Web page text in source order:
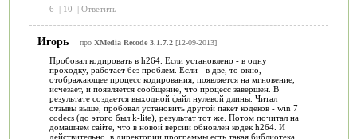
6
| 10 | Ответить
Игорь про XMedia Recode 3.1.7.2[12-09-2013]
Пробовал кодировать в h264. Если установлено - в одну
проходку, работает без проблем. Если - в две, то окно,
отображающее процесс кодирования, появляется на мгновение,
исчезает, и появляется сообщение, что процесс завершён. В
результате создается выходной файл нулевой длины. Читал
отзывы выше, пробовал установить другой пакет кодеков - win 7
codecs (до этого был k-lite), результат тот же. Потом почитал на
домашнем сайте, что в новой версии обновлён кодек h264. И
действительно, в директории программы есть такая библиотека